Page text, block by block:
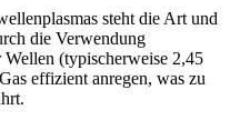
steht die Art und
die Verwendung
(typischerweise 2,45
effizient anregen, was zu